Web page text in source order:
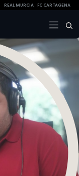
REAL MURCIA FC CARTAGENA